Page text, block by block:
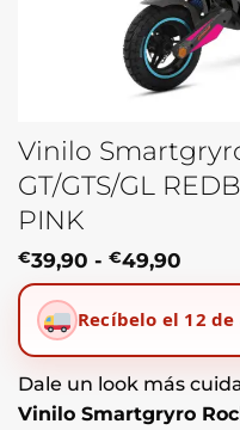
Vinilo
GT/GTS/GL
PINK
€39,90 - €49,90
de
hasta
Recíbelo el 12
Dale un look más
Vinilo Smartgryro